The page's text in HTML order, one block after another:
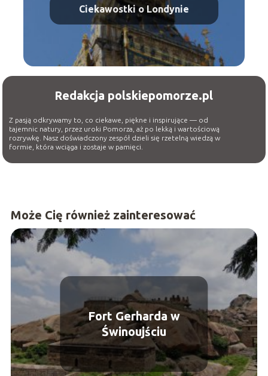
Ciekawostki o Londynie
Redakcja polskiepomorze.pl
Z pasją odkrywamy to, co ciekawe, piękne i inspirujące — od
tajemnic natury, przez uroki Pomorza, aż po lekką i wartościową
rozrywkę. Nasz doświadczony zespół dzieli się rzetelną wiedzą w
formie, która wciąga i zostaje w pamięci.
Może Cię również zainteresować
Fort Gerharda w
Świnoujściu